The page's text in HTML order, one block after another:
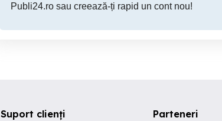
Publi24.ro sau creează-ți rapid un cont nou!
Suport clienți Parteneri